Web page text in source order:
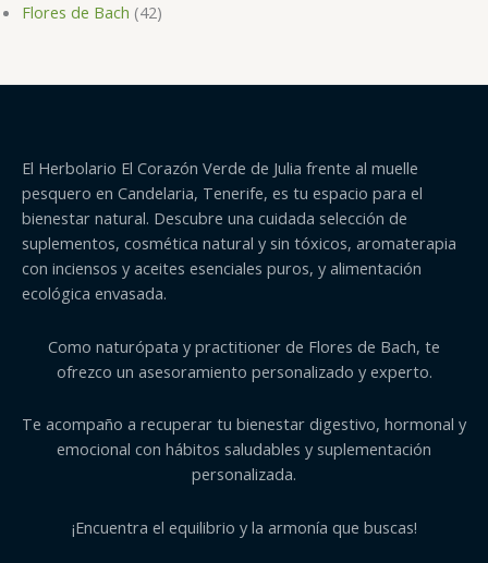
Flores de Bach 42
El Herbolario El Corazón Verde de Julia frente al muelle
pesquero en Candelaria, Tenerife, es tu espacio para el
bienestar natural. Descubre una cuidada selección de
suplementos, cosmética natural y sin tóxicos, aromaterapia
con inciensos y aceites esenciales puros, y alimentación
ecológica envasada.
Como naturópata y practitioner de Flores de Bach, te
ofrezco un asesoramiento personalizado y experto.
Te acompaño a recuperar tu bienestar digestivo, hormonal y
emocional con hábitos saludables y suplementación
personalizada.
¡Encuentra el equilibrio y la armonía que buscas!